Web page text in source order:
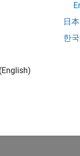
(English)
日本
한국